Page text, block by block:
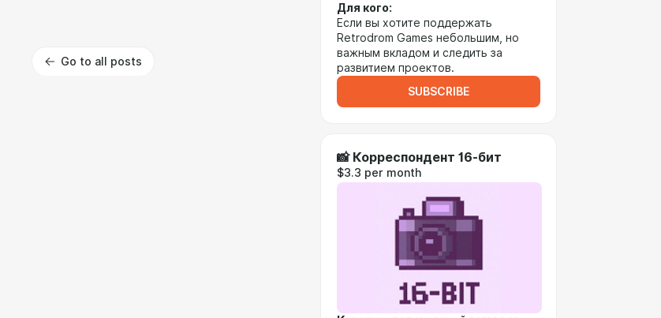
Go to all posts
Для кого:
Если вы хотите поддержать
Retrodrom Games небольшим, но
важным вкладом и следить за
развитием проектов.
SUBSCRIBE
📸 Корреспондент 16-бит
$3.3 per month